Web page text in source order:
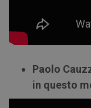
Paolo
in questo